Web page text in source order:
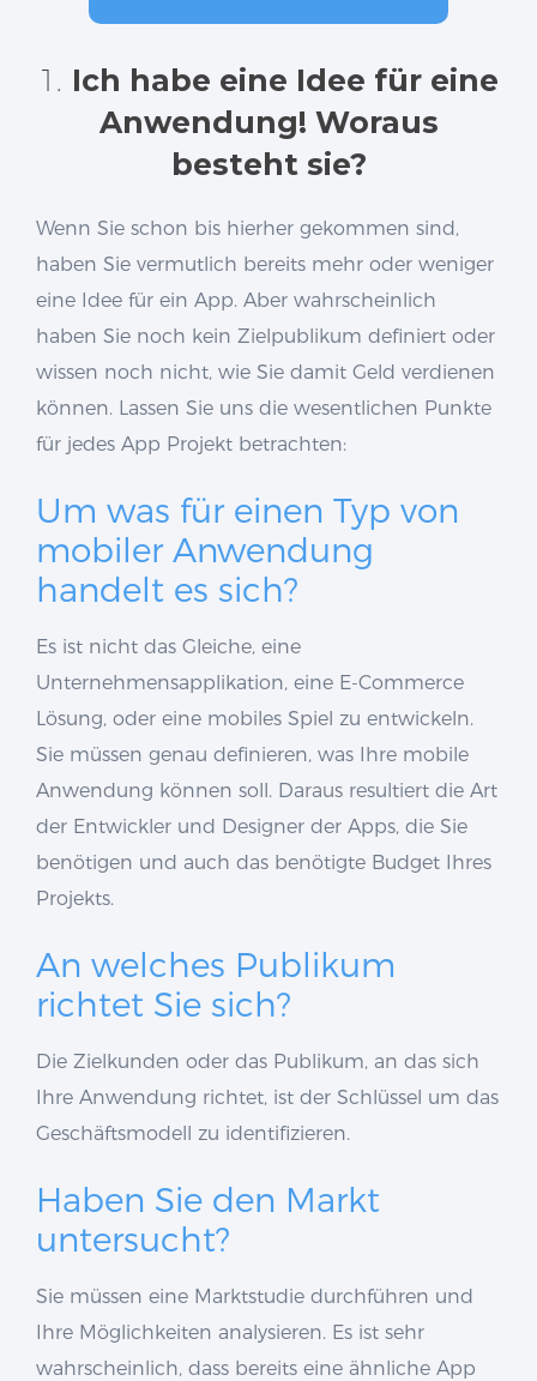
1. Ich habe eine Idee für eine
Anwendung! Woraus
besteht sie?
Wenn Sie schon bis hierher gekommen sind,
haben Sie vermutlich bereits mehr oder weniger
eine Idee für ein App. Aber wahrscheinlich
haben Sie noch kein Zielpublikum definiert oder
wissen noch nicht, wie Sie damit Geld verdienen
können. Lassen Sie uns die wesentlichen Punkte
für jedes App Projekt betrachten:
Um was für einen Typ von
mobiler Anwendung
handelt es sich?
Es ist nicht das Gleiche, eine
Unternehmensapplikation, eine E-Commerce
Lösung, oder eine mobiles Spiel zu entwickeln.
Sie müssen genau definieren, was Ihre mobile
Anwendung können soll. Daraus resultiert die Art
der Entwickler und Designer der Apps, die Sie
benötigen und auch das benötigte Budget Ihres
Projekts.
An welches Publikum
richtet Sie sich?
Die Zielkunden oder das Publikum, an das sich
Ihre Anwendung richtet, ist der Schlüssel um das
Geschäftsmodell zu identifizieren.
Haben Sie den Markt
untersucht?
Sie müssen eine Marktstudie durchführen und
Ihre Möglichkeiten analysieren. Es ist sehr
wahrscheinlich, dass bereits eine ähnliche App